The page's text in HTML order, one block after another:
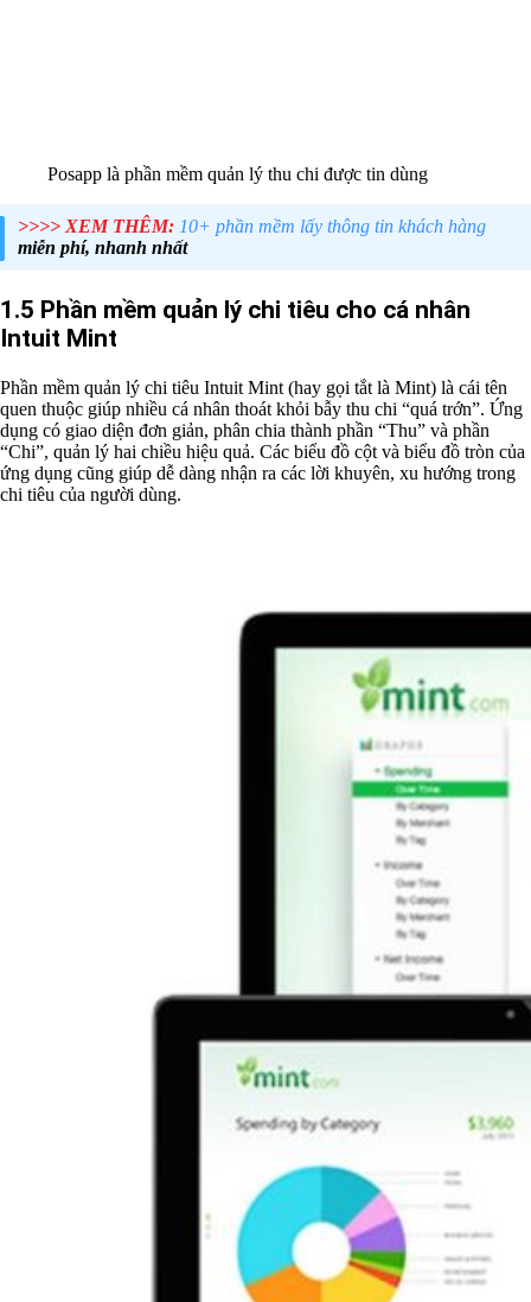
Posapp là phần mềm quản lý thu chi được tin dùng
>>>> XEM THÊM: 10+ phần mềm lấy thông tin khách hàng
miễn phí, nhanh nhất
1.5 Phần mềm quản lý chi tiêu cho cá nhân
Intuit Mint
Phần mềm quản lý chi tiêu Intuit Mint (hay gọi tắt là Mint) là cái tên
quen thuộc giúp nhiều cá nhân thoát khỏi bẫy thu chi “quá trớn”. Ứng
dụng có giao diện đơn giản, phân chia thành phần “Thu” và phần
“Chi”, quản lý hai chiều hiệu quả. Các biểu đồ cột và biểu đồ tròn của
ứng dụng cũng giúp dễ dàng nhận ra các lời khuyên, xu hướng trong
chi tiêu của người dùng.